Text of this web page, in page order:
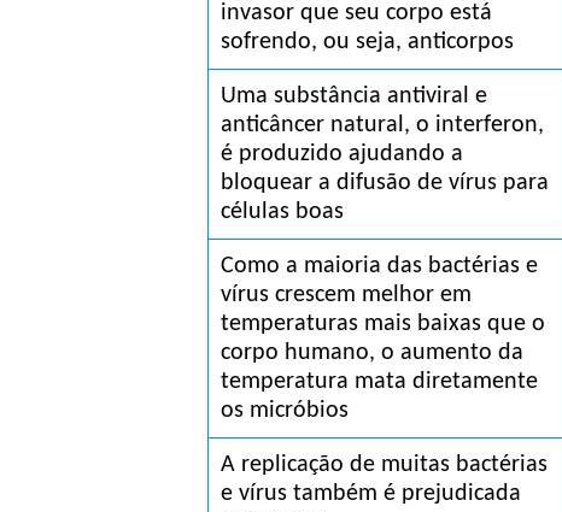
invasor que seu corpo está
sofrendo, ou seja, anticorpos
Uma substância antiviral e
anticâncer natural, o interferon,
é produzido ajudando a
bloquear a difusão de vírus para
células boas
Como a maioria das bactérias e
vírus crescem melhor em
temperaturas mais baixas que o
corpo humano, o aumento da
temperatura mata diretamente
os micróbios
A replicação de muitas bactérias
e vírus também é prejudicada